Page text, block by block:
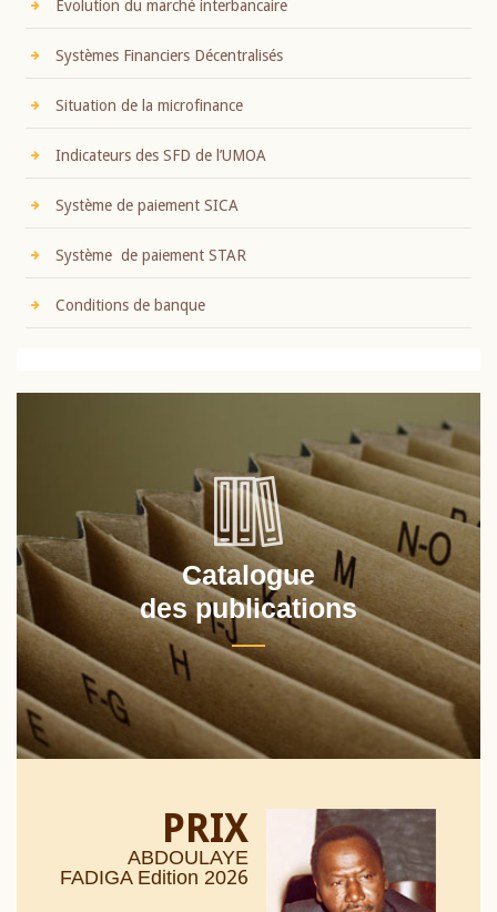
Evolution du marché interbancaire
Systèmes Financiers Décentralisés
Situation de la microfinance
Indicateurs des SFD de l’UMOA
Système de paiement SICA
Système de paiement STAR
Conditions de banque
Catalogue
des publications
PRIX
ABDOULAYE
FADIGA Edition 2026